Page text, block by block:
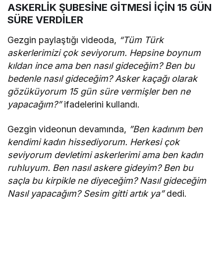
ASKERLİK ŞUBESİNE GİTMESİ İÇİN 15 GÜN
SÜRE VERDİLER
Gezgin paylaştığı videoda, “Tüm Türk
askerlerimizi çok seviyorum. Hepsine boynum
kıldan ince ama ben nasıl gideceğim? Ben bu
bedenle nasıl gideceğim? Asker kaçağı olarak
gözüküyorum 15 gün süre vermişler ben ne
yapacağım?”ifadelerini kullandı.
Gezgin videonun devamında, ”Ben kadınım ben
kendimi kadın hissediyorum. Herkesi çok
seviyorum devletimi askerlerimi ama ben kadın
ruhluyum. Ben nasıl askere gideyim? Ben bu
saçla bu kirpikle ne diyeceğim? Nasıl gideceğim
Nasıl yapacağım? Sesim gitti artık ya”dedi.